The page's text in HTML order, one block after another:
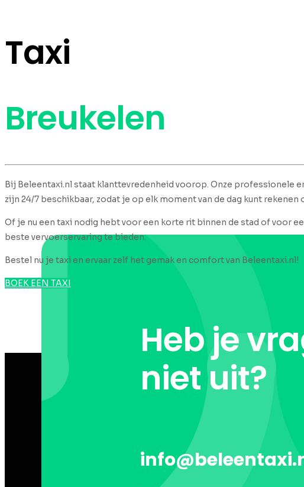
Taxi
Breukelen
Bij Beleentaxi.nl staat klanttevredenheid voorop. Onze professionele
zijn 24/7 beschikbaar, zodat je op elk moment van de dag kunt rekenen
Of je nu een taxi nodig hebt voor een korte rit binnen de stad of voor
beste vervoerservaring te bieden.
Bestel nu je taxi en ervaar zelf het gemak en comfort van Beleentaxi.nl!
BOEK EEN TAXI
Heb je
niet uit?